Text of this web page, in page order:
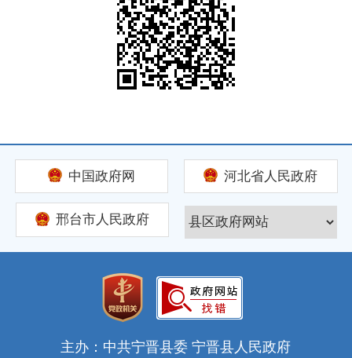
中国政府网 河北省人民政府
邢台市人民政府
主办：中共宁晋县委 宁晋县人民政府